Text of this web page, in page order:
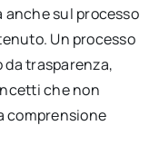
sul processo
Un processo
trasparenza,
che non
comprensione